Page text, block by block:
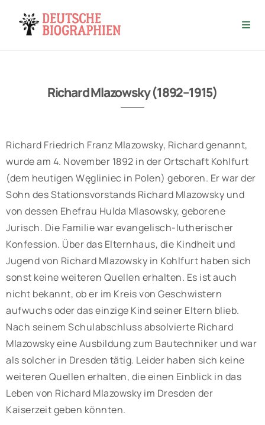
Richard Mlazowsky (1892–1915)
Richard Friedrich Franz Mlazowsky, Richard genannt,
wurde am 4. November 1892 in der Ortschaft Kohlfurt
(dem heutigen Węgliniec in Polen) geboren. Er war der
Sohn des Stationsvorstands Richard Mlazowsky und
von dessen Ehefrau Hulda Mlasowsky, geborene
Jurisch. Die Familie war evangelisch-lutherischer
Konfession. Über das Elternhaus, die Kindheit und
Jugend von Richard Mlazowsky in Kohlfurt haben sich
sonst keine weiteren Quellen erhalten. Es ist auch
nicht bekannt, ob er im Kreis von Geschwistern
aufwuchs oder das einzige Kind seiner Eltern blieb.
Nach seinem Schulabschluss absolvierte Richard
Mlazowsky eine Ausbildung zum Bautechniker und war
als solcher in Dresden tätig. Leider haben sich keine
weiteren Quellen erhalten, die einen Einblick in das
Leben von Richard Mlazowsky im Dresden der
Kaiserzeit geben könnten.